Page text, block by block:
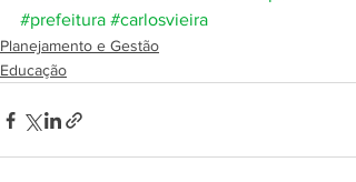
#prefeitura #carlosvieira
Planejamento e Gestão
Educação